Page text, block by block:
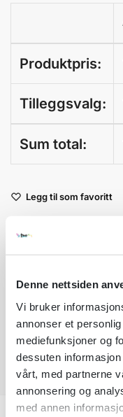
Denne nettsiden
Vi bruker
annonser et
mediefunksjoner og
dessuten
vårt, med partnerne
annonsering og
med annen
Produktpris:
Tilleggsvalg:
Sum total:
l
e
Legg til som favoritt